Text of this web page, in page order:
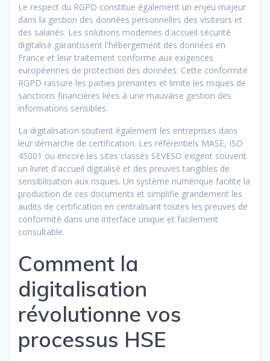
Le respect du RGPD constitue également un enjeu majeur
dans la gestion des données personnelles des visiteurs et
des salariés. Les solutions modernes d'accueil sécurité
digitalisé garantissent l'hébergement des données en
France et leur traitement conforme aux exigences
européennes de protection des données. Cette conformité
RGPD rassure les parties prenantes et limite les risques de
sanctions financières liées à une mauvaise gestion des
informations sensibles.
La digitalisation soutient également les entreprises dans
leur démarche de certification. Les référentiels MASE, ISO
45001 ou encore les sites classés SEVESO exigent souvent
un livret d'accueil digitalisé et des preuves tangibles de
sensibilisation aux risques. Un système numérique facilite la
production de ces documents et simplifie grandement les
audits de certification en centralisant toutes les preuves de
conformité dans une interface unique et facilement
consultable.
Comment la
digitalisation
révolutionne vos
processus HSE